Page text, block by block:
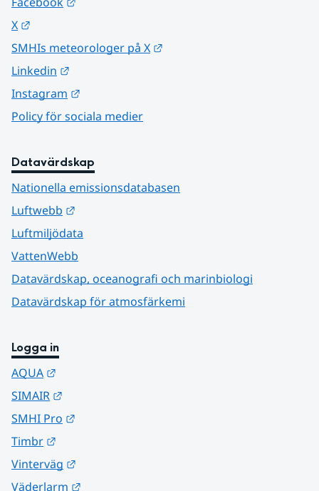
X
SMHIs meteorologer på X
Linkedin
Instagram
Policy för sociala medier
Datavärdskap
Nationella emissionsdatabasen
Luftwebb
Luftmiljödata
VattenWebb
Datavärdskap, oceanografi och marinbiologi
Datavärdskap för atmosfärkemi
Logga in
AQUA
SIMAIR
SMHI Pro
Timbr
Vinterväg
Väderlarm